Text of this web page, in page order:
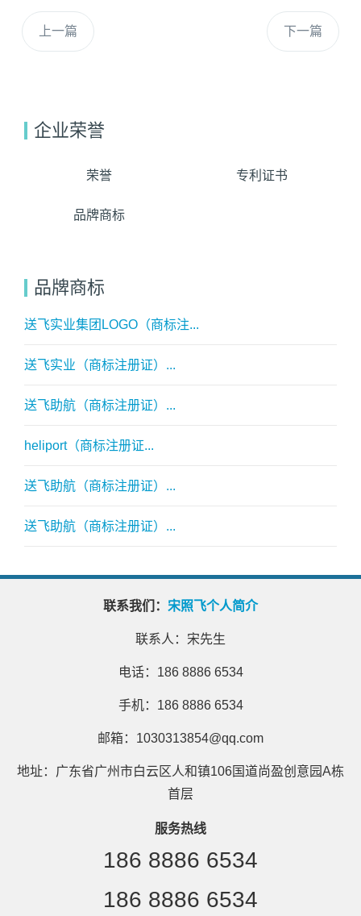
上一篇 下一篇
企业荣誉
荣誉 专利证书
品牌商标
品牌商标
送飞实业集团LOGO（商标注...
送飞实业（商标注册证）...
送飞助航（商标注册证）...
heliport（商标注册证...
送飞助航（商标注册证）...
送飞助航（商标注册证）...
联系我们： 宋照飞个人简介
联系人：宋先生
电话：186 8886 6534
手机：186 8886 6534
邮箱：1030313854@qq.com
地址：广东省广州市白云区人和镇106国道尚盈创意园A栋
首层
服务热线
186 8886 6534
186 8886 6534